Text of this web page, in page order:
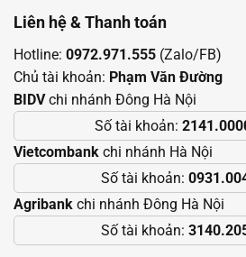
Liên hệ & Thanh toán
Hotline: 0972.971.555 (Zalo/FB)
Chủ tài khoản: Phạm Văn Đường
BIDVchi nhánh Đông Hà Nội
Số tài khoản:
Vietcombank chi nhánh Hà Nội
Số tài khoản:
Agribank chi nhánh Đông Hà Nội
Số tài khoản: